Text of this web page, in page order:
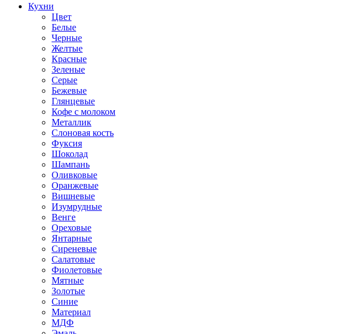
Кухни
Цвет
Белые
Черные
Желтые
Красные
Зеленые
Серые
Бежевые
Глянцевые
Кофе с молоком
Металлик
Слоновая кость
Фуксия
Шоколад
Шампань
Оливковые
Оранжевые
Вишневые
Изумрудные
Венге
Ореховые
Янтарные
Сиреневые
Салатовые
Фиолетовые
Мятные
Золотые
Синие
Материал
МДФ